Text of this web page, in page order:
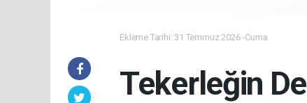
Ekleme Tarihi: 31 Temmuz 2026 -Cuma
Tekerleğin